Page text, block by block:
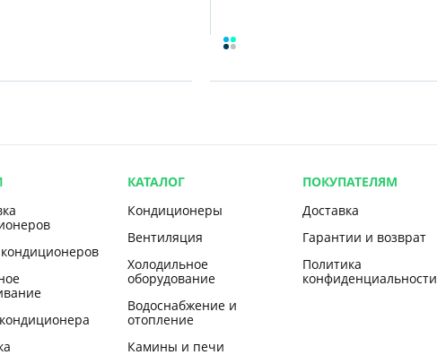
КАТАЛОГ
Кондиционеры
Вентиляция
Холодильное
оборудование
Водоснабжение и
отопление
Камины и печи
ПОКУПАТЕЛЯМ
Доставка
Гарантии и возврат
Политика
конфиденциальности